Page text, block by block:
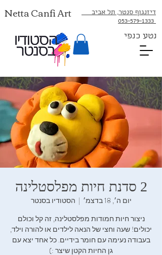
דיזנגוף סנטר, תל אביב
053-579-1333⁩
Netta Canfi Art
נטע כנפי
2 סדנת חיות מפלסטלינה
יום ה׳, 18 בדצמ׳
  |
הסטודיו בסנטר
ניצור חיות חמודות מפלסטלינה, זה קל וכולם
יכולים! שעה וחצי של הנאה לילדים או להורה וילד,
בעבודה נעימה עם חומר בידיים. כל אחד יצא עם